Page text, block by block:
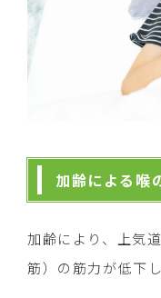
加齢による喉
加齢により、上気
筋）の筋力が低下し